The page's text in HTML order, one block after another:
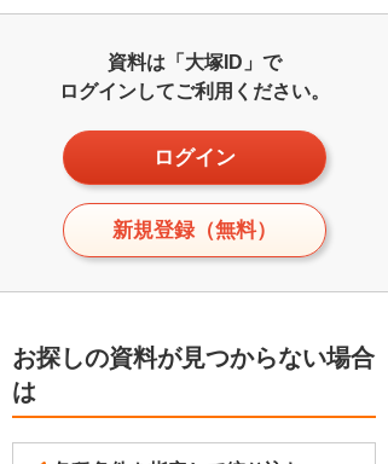
資料は「大塚ID」で
ログインしてご利用ください。
ログイン
新規登録（無料）
お探しの資料が見つからない場合
は